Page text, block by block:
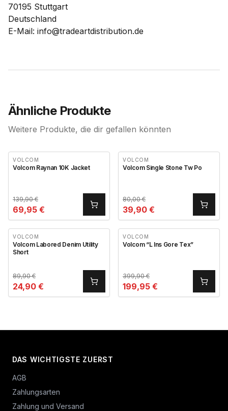
70195 Stuttgart
Deutschland
E-Mail: info@tradeartdistribution.de
Ähnliche Produkte
Weitere Produkte, die dir gefallen könnten
VOLCOM
Volcom Raynan 10K Jacket
139,90€
69,95 €
VOLCOM
Volcom Single Stone Tw Po
80,00€
39,90 €
VOLCOM
Volcom Labored Denim Utility
Short
89,90€
24,90 €
VOLCOM
Volcom “L Ins Gore Tex”
399,90€
199,95 €
DAS WICHTIGSTE ZUERST
AGB
Zahlungsarten
Zahlung und Versand